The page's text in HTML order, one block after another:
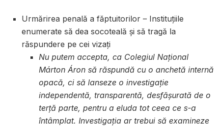
Urmărirea penală a făptuitorilor – Instituțiile
enumerate să dea socoteală și să tragă la
răspundere pe cei vizați
Nu putem accepta, ca Colegiul Național
Márton Áron să răspundă cu o anchetă internă
opacă, ci să lanseze o investigație
independentă, transparentă, desfășurată de o
terță parte, pentru a eluda tot ceea ce s-a
întâmplat. Investigația ar trebui să examineze